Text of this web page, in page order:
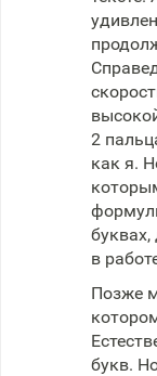
2
как я.
в
Позже
букв.